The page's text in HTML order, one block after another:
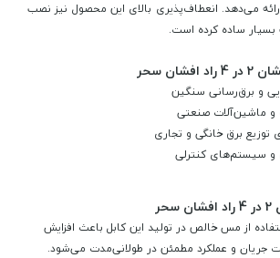
می‌دهد. انعطاف‌پذیری بالای این محصول نیز نصب
ساده کرده است.
سحر
و برق‌رسانی سنگین
و ماشین‌آلات صنعتی
توزیع برق خانگی و تجاری
و سیستم‌های کنترلی
از مس خالص در تولید این کابل باعث افزایش
جریان و عملکرد مطمئن در طولانی‌مدت می‌شود.